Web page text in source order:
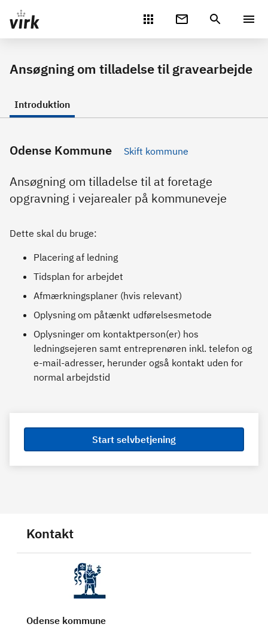
Gå direkte til indhold
Ansøgning om tilladelse til gravearbejde
Introduktion
Odense Kommune Skift kommune
Ansøgning om tilladelse til at foretage
opgravning i vejarealer på kommuneveje
Dette skal du bruge:
Placering af ledning
Tidsplan for arbejdet
Afmærkningsplaner (hvis relevant)
Oplysning om påtænkt udførelsesmetode
Oplysninger om kontaktperson(er) hos
ledningsejeren samt entreprenøren inkl. telefon og
e-mail-adresser, herunder også kontakt uden for
normal arbejdstid
Start selvbetjening
Kontakt
Odense kommune